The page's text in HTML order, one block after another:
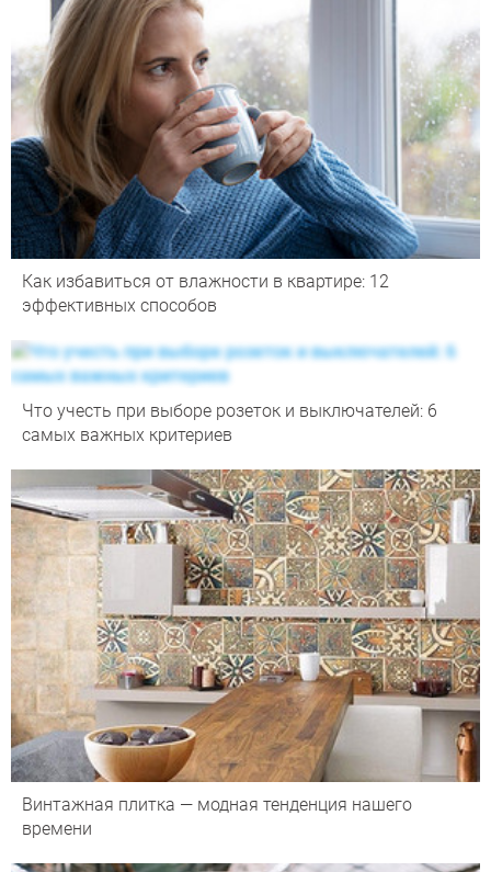
Как избавиться от влажности в квартире: 12
эффективных способов
Что учесть при выборе розеток и выключателей: 6
самых важных критериев
Винтажная плитка — модная тенденция нашего
времени